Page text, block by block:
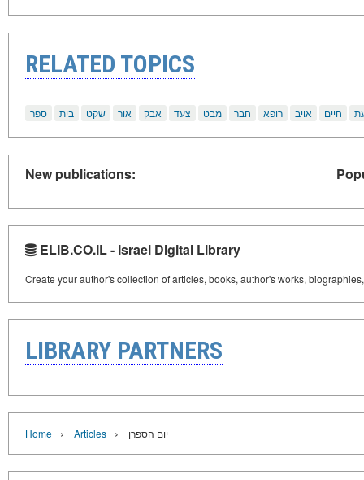
RELATED TOPICS
ספר בית שקט אור אבק צעד מבט חבר רופא אויב חיים
New publications:
ELIB.CO.IL - Israel Digital Library
Create your author's collection of articles, books, author's works,
LIBRARY PARTNERS
Home › Articles › יום הספרן